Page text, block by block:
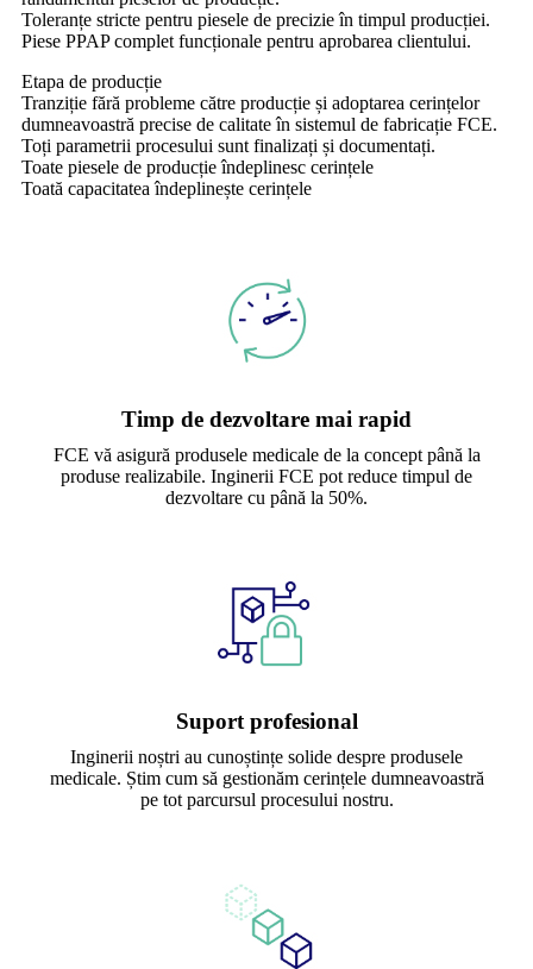
Toleranțe stricte pentru piesele de precizie în timpul producției.
Piese PPAP complet funcționale pentru aprobarea clientului.
Etapa de producție
Tranziție fără probleme către producție și adoptarea cerințelor
dumneavoastră precise de calitate în sistemul de fabricație FCE.
Toți parametrii procesului sunt finalizați și documentați.
Toate piesele de producție îndeplinesc cerințele
Toată capacitatea îndeplinește cerințele
Timp de dezvoltare mai rapid
FCE vă asigură produsele medicale de la concept până la
produse realizabile. Inginerii FCE pot reduce timpul de
dezvoltare cu până la 50%.
Suport profesional
Inginerii noștri au cunoștințe solide despre produsele
medicale. Știm cum să gestionăm cerințele dumneavoastră
pe tot parcursul procesului nostru.